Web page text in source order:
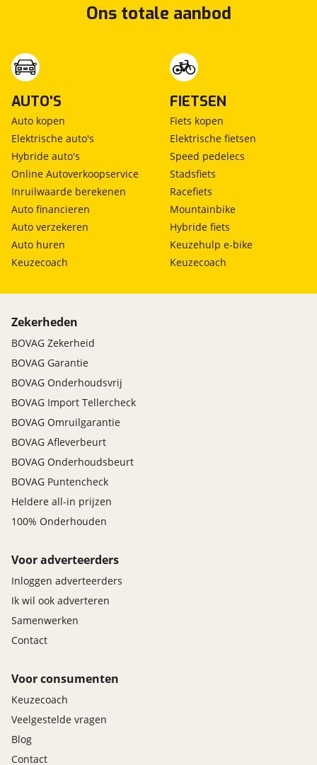
Ons totale aanbod
AUTO'S
Auto kopen
Elektrische auto's
Hybride auto's
Online Autoverkoopservice
Inruilwaarde berekenen
Auto financieren
Auto verzekeren
Auto huren
Keuzecoach
FIETSEN
Fiets kopen
Elektrische fietsen
Speed pedelecs
Stadsfiets
Racefiets
Mountainbike
Hybride fiets
Keuzehulp e-bike
Keuzecoach
Zekerheden
BOVAG Zekerheid
BOVAG Garantie
BOVAG Onderhoudsvrij
BOVAG Import Tellercheck
BOVAG Omruilgarantie
BOVAG Afleverbeurt
BOVAG Onderhoudsbeurt
BOVAG Puntencheck
Heldere all-in prijzen
100% Onderhouden
Voor adverteerders
Inloggen adverteerders
Ik wil ook adverteren
Samenwerken
Contact
Voor consumenten
Keuzecoach
Veelgestelde vragen
Blog
Contact